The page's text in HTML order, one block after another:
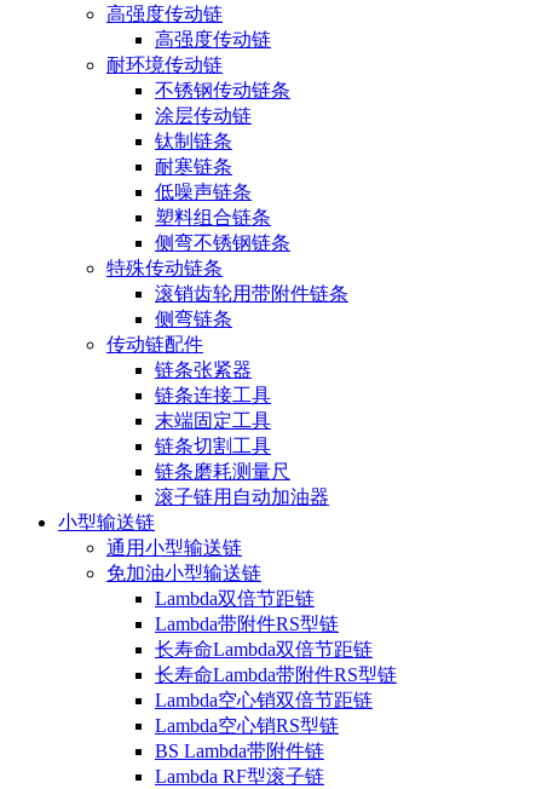
高强度传动链
高强度传动链
耐环境传动链
不锈钢传动链条
涂层传动链
钛制链条
耐寒链条
低噪声链条
塑料组合链条
侧弯不锈钢链条
特殊传动链条
滚销齿轮用带附件链条
侧弯链条
传动链配件
链条张紧器
链条连接工具
末端固定工具
链条切割工具
链条磨耗测量尺
滚子链用自动加油器
小型输送链
通用小型输送链
免加油小型输送链
Lambda双倍节距链
Lambda带附件RS型链
长寿命Lambda双倍节距链
长寿命Lambda带附件RS型链
Lambda空心销双倍节距链
Lambda空心销RS型链
BS Lambda带附件链
Lambda RF型滚子链